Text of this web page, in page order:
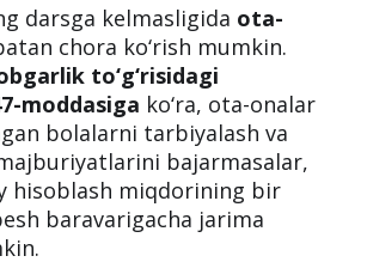
inspektoriga ariza bilan
mumkin.
darsga kelmasligidaota-
chora ko‘rish mumkin.
to‘g‘risidagi
moddasigako‘ra, ota-onalar
bolalarni tarbiyalash va
bajarmasalar,